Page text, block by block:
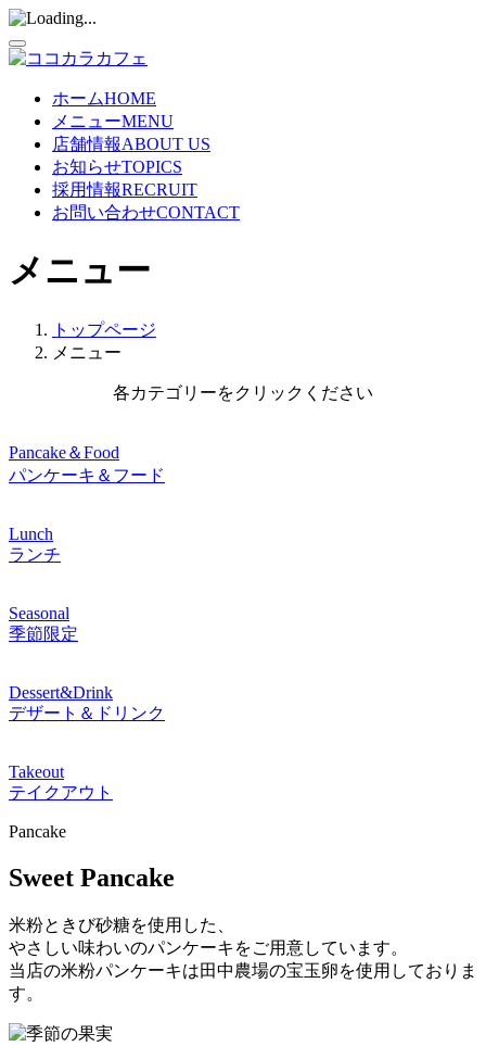
ホームHOME
メニューMENU
店舗情報ABOUT US
お知らせTOPICS
採用情報RECRUIT
お問い合わせCONTACT
メニュー
トップページ
メニュー
各カテゴリーをクリックください
Pancake＆Food
パンケーキ＆フード
Lunch
ランチ
Seasonal
季節限定
Dessert&Drink
デザート＆ドリンク
Takeout
テイクアウト
Pancake
Sweet Pancake
米粉ときび砂糖を使用した、
やさしい味わいのパンケーキをご用意しています。
当店の米粉パンケーキは田中農場の宝玉卵を使用しておりま
す。